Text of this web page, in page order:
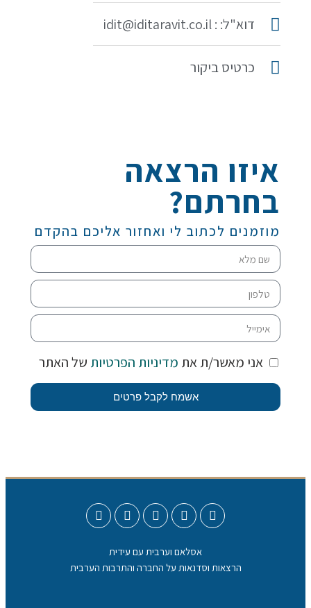
איזו הרצאה
בחרתם?
מוזמנים לכתוב לי ואחזור אליכם בהקדם
אני מאשר/ת את מדיניות הפרטיות של האתר
אשמח לקבל פרטים
דוא"ל: : idit@iditaravit.co.il
כרטיס ביקור
אסלאם וערבית עם עידית
הרצאות וסדנאות על החברה והתרבות הערבית